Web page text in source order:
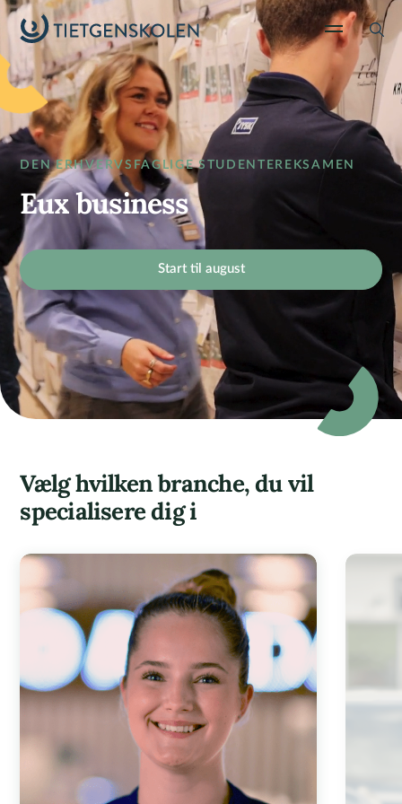
DEN ERHVERVSFAGLIGE STUDENTEREKSAMEN
Eux business
Start til august
Vælg hvilken branche, du vil
specialisere dig i